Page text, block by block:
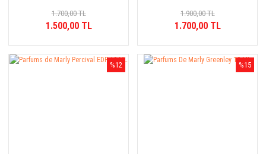
1.700,00 TL
1.500,00 TL
1.900,00 TL
1.700,00 TL
%12 %15